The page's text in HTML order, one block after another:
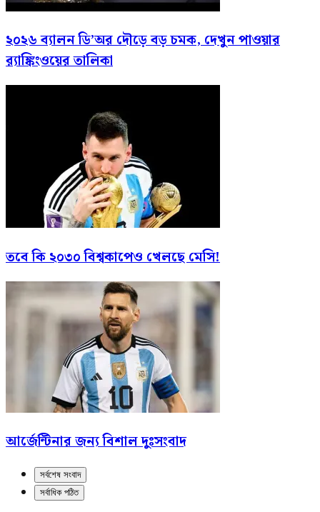
২০২৬ ব্যালন ডি’অর দৌড়ে বড় চমক, দেখুন পাওয়ার
র‍্যাঙ্কিংওয়ের তালিকা
তবে কি ২০৩০ বিশ্বকাপেও খেলছে মেসি!
আর্জেন্টিনার জন্য বিশাল দুঃসংবাদ
সর্বশেষ সংবাদ
সর্বাধিক পঠিত